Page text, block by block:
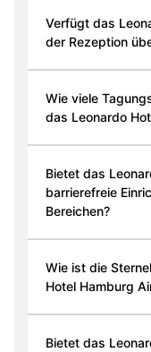
Verfügt das
der Rezeption
Wie viele
das Leonardo
Bietet das
barrierefreie
Bereichen?
Wie ist die
Hotel Hamburg
Bietet das